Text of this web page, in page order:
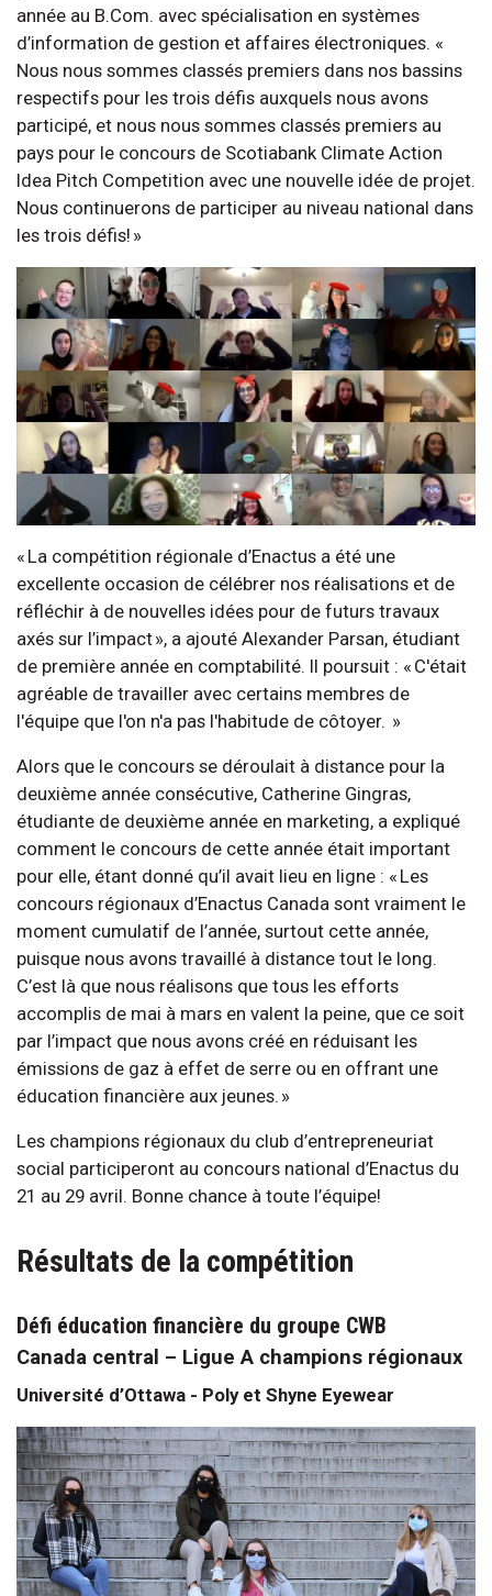
année au B.Com. avec spécialisation en systèmes
d’information de gestion et affaires électroniques. «
Nous nous sommes classés premiers dans nos bassins
respectifs pour les trois défis auxquels nous avons
participé, et nous nous sommes classés premiers au
pays pour le concours de Scotiabank Climate Action
Idea Pitch Competition avec une nouvelle idée de projet.
Nous continuerons de participer au niveau national dans
les trois défis! »
« La compétition régionale d’Enactus a été une
excellente occasion de célébrer nos réalisations et de
réfléchir à de nouvelles idées pour de futurs travaux
axés sur l’impact », a ajouté Alexander Parsan, étudiant
de première année en comptabilité. Il poursuit : « C'était
agréable de travailler avec certains membres de
l'équipe que l'on n'a pas l'habitude de côtoyer. »
Alors que le concours se déroulait à distance pour la
deuxième année consécutive, Catherine Gingras,
étudiante de deuxième année en marketing, a expliqué
comment le concours de cette année était important
pour elle, étant donné qu’il avait lieu en ligne : « Les
concours régionaux d’Enactus Canada sont vraiment le
moment cumulatif de l’année, surtout cette année,
puisque nous avons travaillé à distance tout le long.
C’est là que nous réalisons que tous les efforts
accomplis de mai à mars en valent la peine, que ce soit
par l’impact que nous avons créé en réduisant les
émissions de gaz à effet de serre ou en offrant une
éducation financière aux jeunes. »
Les champions régionaux du club d’entrepreneuriat
social participeront au concours national d’Enactus du
21 au 29 avril. Bonne chance à toute l’équipe!
Résultats de la compétition
Défi éducation financière du groupe CWB
Canada central – Ligue A champions régionaux
Université d’Ottawa - Poly et Shyne Eyewear